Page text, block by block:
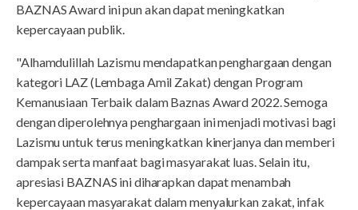
BAZNAS Award ini pun akan dapat meningkatkan
kepercayaan publik.
"Alhamdulillah Lazismu mendapatkan penghargaan dengan
kategori LAZ (Lembaga Amil Zakat) dengan Program
Kemanusiaan Terbaik dalam Baznas Award 2022. Semoga
dengan diperolehnya penghargaan ini menjadi motivasi bagi
Lazismu untuk terus meningkatkan kinerjanya dan memberi
dampak serta manfaat bagi masyarakat luas. Selain itu,
apresiasi BAZNAS ini diharapkan dapat menambah
kepercayaan masyarakat dalam menyalurkan zakat, infak